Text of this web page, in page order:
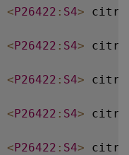
<P26422 : S4>
<P26422 : S4>
<P26422 : S4>
<P26422 : S4>
<P26422 : S4>